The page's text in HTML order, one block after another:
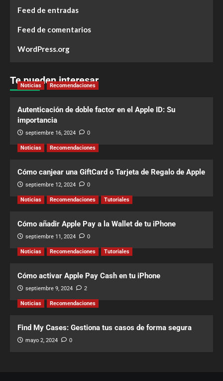
Feed de entradas
Feed de comentarios
WordPress.org
Te pueden interesar
Noticias Recomendaciones
Autenticación de doble factor en el Apple ID: Su
importancia
septiembre 16, 2024 0
Noticias Recomendaciones
Cómo canjear una GiftCard o Tarjeta de Regalo de Apple
septiembre 12, 2024 0
Noticias Recomendaciones Tutoriales
Cómo añadir Apple Pay a la Wallet de tu iPhone
septiembre 11, 2024 0
Noticias Recomendaciones Tutoriales
Cómo activar Apple Pay Cash en tu iPhone
septiembre 9, 2024 2
Noticias Recomendaciones
Find My Cases: Gestiona tus casos de forma segura
mayo 2, 2024 0